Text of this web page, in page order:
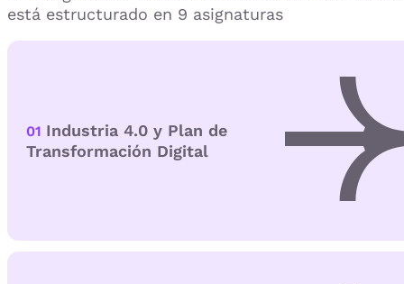
está estructurado en 9 asignaturas
01 Industria 4.0 y Plan de
Transformación Digital